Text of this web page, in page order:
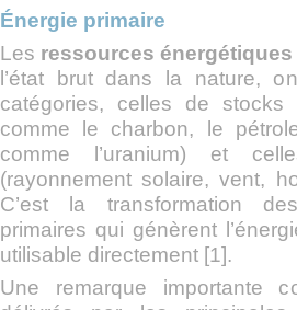
Énergie primaire
Les ressources
l’état brut dans la nature,
catégories, celles de stocks
comme le charbon, le
comme l’uranium) et
(rayonnement solaire, vent,
C’est la transformation
primaires qui génèrent
utilisable directement [1].
Une remarque importante